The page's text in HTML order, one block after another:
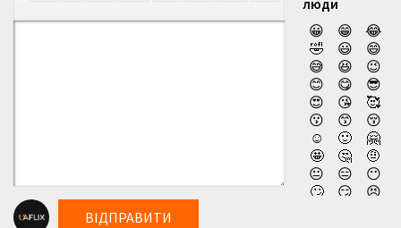
😀
😁
😂
🤣
😃
😄
😅
😆
😉
😊
😋
😎
😍
😘
🥰
😗
😙
😚
☺️
🙂
🤗
🤩
🤔
🤨
😐
😑
😶
🙄
😏
😣
ВІДПРАВИТИ